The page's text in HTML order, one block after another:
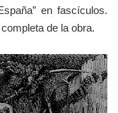
en fascículos.
de la obra.